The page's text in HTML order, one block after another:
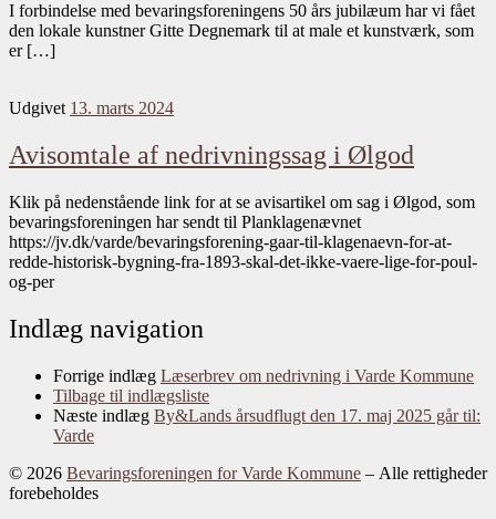
I forbindelse med bevaringsforeningens 50 års jubilæum har vi fået
den lokale kunstner Gitte Degnemark til at male et kunstværk, som
er […]
Udgivet 13. marts 2024
Avisomtale af nedrivningssag i Ølgod
Klik på nedenstående link for at se avisartikel om sag i Ølgod, som
bevaringsforeningen har sendt til Planklagenævnet
https://jv.dk/varde/bevaringsforening-gaar-til-klagenaevn-for-at-
redde-historisk-bygning-fra-1893-skal-det-ikke-vaere-lige-for-poul-
og-per
Indlæg navigation
Forrige indlæg Læserbrev om nedrivning i Varde Kommune
Tilbage til indlægsliste
Næste indlæg By&Lands årsudflugt den 17. maj 2025 går til:
Varde
© 2026 Bevaringsforeningen for Varde Kommune – Alle rettigheder
forebeholdes